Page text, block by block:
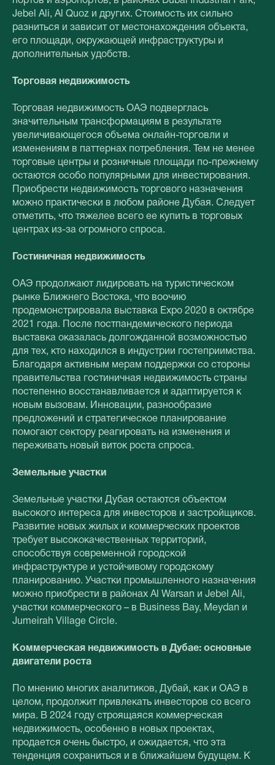
Jebel Ali, Al Quoz и других. Стоимость их сильно
разниться и зависит от местонахождения объекта,
его площади, окружающей инфраструктуры и
дополнительных удобств.
Торговая недвижимость
Торговая недвижимость ОАЭ подверглась
значительным трансформациям в результате
увеличивающегося объема онлайн-торговли и
изменениям в паттернах потребления. Тем не менее
торговые центры и розничные площади по-прежнему
остаются особо популярными для инвестирования.
Приобрести недвижимость торгового назначения
можно практически в любом районе Дубая. Следует
отметить, что тяжелее всего ее купить в торговых
центрах из-за огромного спроса.
Гостиничная недвижимость
ОАЭ продолжают лидировать на туристическом
рынке Ближнего Востока, что воочию
продемонстрировала выставка Expo 2020 в октябре
2021 года. После постпандемического периода
выставка оказалась долгожданной возможностью
для тех, кто находился в индустрии гостеприимства.
Благодаря активным мерам поддержки со стороны
правительства гостиничная недвижимость страны
постепенно восстанавливается и адаптируется к
новым вызовам. Инновации, разнообразие
предложений и стратегическое планирование
помогают сектору реагировать на изменения и
переживать новый виток роста спроса.
Земельные участки
Земельные участки Дубая остаются объектом
высокого интереса для инвесторов и застройщиков.
Развитие новых жилых и коммерческих проектов
требует высококачественных территорий,
способствуя современной городской
инфраструктуре и устойчивому городскому
планированию. Участки промышленного назначения
можно приобрести в районах Al Warsan и Jebel Ali,
участки коммерческого – в Business Bay, Meydan и
Jumeirah Village Circle.
Коммерческая недвижимость в Дубае: основные
двигатели роста
По мнению многих аналитиков, Дубай, как и ОАЭ в
целом, продолжит привлекать инвесторов со всего
мира. В 2024 году строящаяся коммерческая
недвижимость, особенно в новых проектах,
продается очень быстро, и ожидается, что эта
тенденция сохраниться и в ближайшем будущем. К